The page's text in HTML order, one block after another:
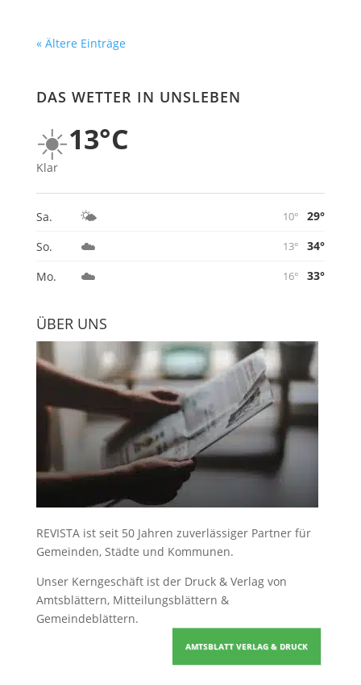
« Ältere Einträge
DAS WETTER IN UNSLEBEN
☀️13°C
Klar
Sa. 🌤️ 10°
29°
So.
☁️ 13°
34°
Mo.
☁️ 16° 33°
ÜBER UNS
REVISTA ist seit 50 Jahren zuverlässiger Partner für
Gemeinden, Städte und Kommunen.
Unser Kerngeschäft ist der Druck & Verlag von
Amtsblättern, Mitteilungsblättern &
Gemeindeblättern.
AMTSBLATT VERLAG & DRUCK